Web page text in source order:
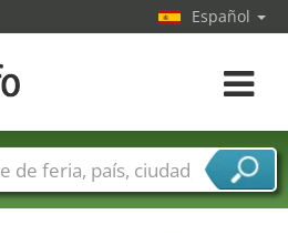
Español
toggle
Países
Ciudades